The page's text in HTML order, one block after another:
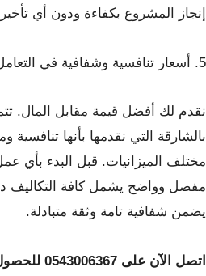
إنجاز المشروع بكفاءة ودون أي
5. أسعار تنافسية وشفافية في التعامل:
نقدم لك أفضل قيمة مقابل المال.
بالشارقة التي نقدمها بأنها تنافسية
مختلف الميزانيات. قبل البدء بأي
مفصل وواضح يشمل كافة التكاليف
يضمن شفافية تامة وثقة متبادلة.
اتصل الآن